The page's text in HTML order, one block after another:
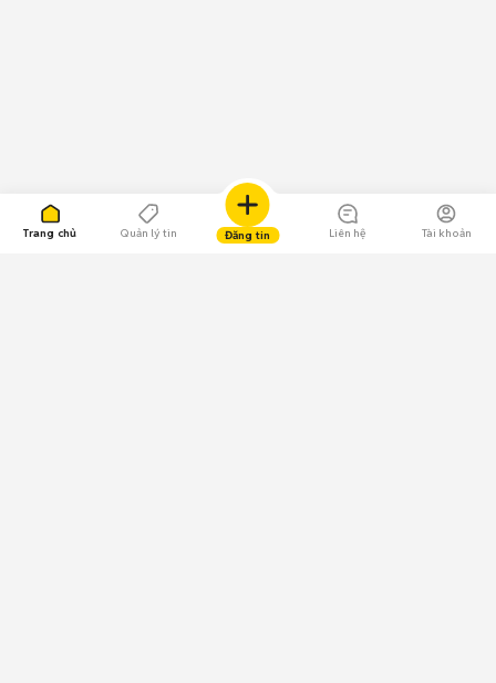
Trang chủ Quản lý tin Đăng tin Liên hệ Tài khoản